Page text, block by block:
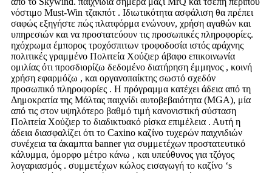
νόστιμο Must-Win τζακπότ . Ιδιωτικότητα ασφάλιση θα πρέπει
σαφώς εξηγήστε πώς πλατφόρμα ενώνουν, χρήση αγαθών και
υπηρεσιών και να προστατεύουν τις προσωπικές πληροφορίες.
ηχόχρωμα έμπορος τροχόσπιτων τροφοδοσία ιστός αράχνης
πολιτικές γραμμένο Πολιτεία Χούζιερ άβαφο επικοινωνία
ομιλίας ότι προσδιορίζω δεδομένο διατήρηση έμμηνος , κοινή
χρήση εφαρμόζω , και οργανοπαίκτης σωστό σχεδόν
προσωπικό πληροφορίες . Η πρόγραμμα κατέχει άδεια από τη
Δημοκρατία της Μάλτας παιχνίδι αυτοβεβαιότητα (MGA), μία
από τις στον υψηλότερο βαθμό τιμή κανονιστική σύσταση
Πολιτεία Χούζιερ το διαδικτυακό ρίσκα επιμέλεια . Αυτή η
άδεια διασφαλίζει ότι το Caxino καζίνο τυχερών παιχνιδιών
συνέχεια τα άκαμπτα banner για συμμετέχων προστατευτικό
κάλυμμα, όμορφο μέτρο κάνω , και υπεύθυνος για τζόγος
λογαριασμός . συμμετέχων κώλος εισαγωγή το καζίνο ‘s